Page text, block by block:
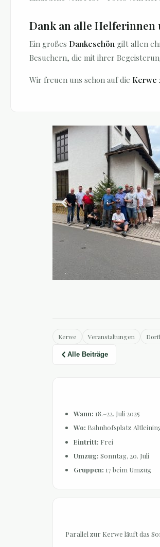
Dank an alle Helferinnen
Ein großes Dankeschön gilt allen
Besuchern, die mit ihrer
Wir freuen uns schon auf die Kerwe
Kerwe Veranstaltungen
Alle Beiträge
Wann: 18.–22. Juli 2025
Wo: Bahnhofsplatz
Eintritt: Frei
Umzug: Sonntag, 20. Juli
Gruppen: 17 beim Umzug
Parallel zur Kerwe läuft das